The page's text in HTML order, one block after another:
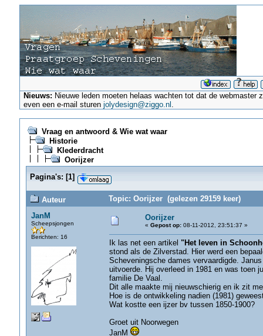
Nieuws: Nieuwe leden moeten helaas wachten tot dat de
even een e-mail sturenjolydesign@ziggo.nl .
Vraag en antwoord & Wie wat waar
Historie
Klederdracht
Oorijzer
Pagina's: [1]
Auteur
Topic: Oorijzer (gelezen 29159 keer)
JanM
Scheepsjongen
Berichten: 16
Oorijzer
« Gepost op:08-11-2012, 23:51:37 »
Ik las net een artikel "Het leven in
stond als de Zilverstad. Hier werd een
Scheveningsche dames vervaardigde.
uitvoerde. Hij overleed in 1981 en was toen
familie De Vaal.
Dit alle maakte mij nieuwschierig en ik zit
Hoe is de ontwikkeling nadien (1981)
Wat kostte een ijzer bv tussen 1850-1900?
Groet uit Noorwegen
JanM